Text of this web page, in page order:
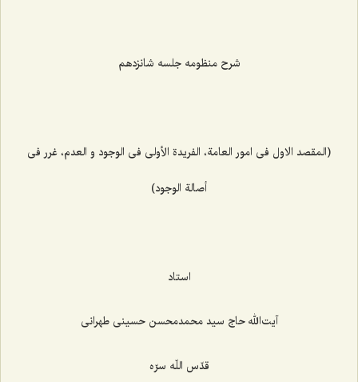
شرح منظومه جلسه شانزدهم
(المقصد الاول فی امور العامة، الفریدة الأولی فی الوجود و العدم، غرر فی
أصالة الوجود)
استاد
آیت‌الله حاج سید محمدمحسن حسینی طهرانی
قدّس اللّه سرّه